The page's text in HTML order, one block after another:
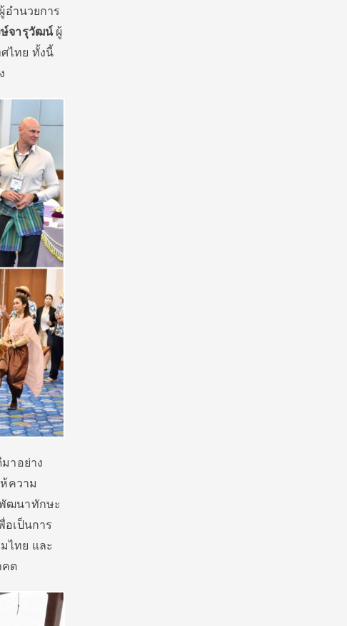
ผู้อำนวยการ
ษ์จารุวัฒน์ผู้
ไทย ทั้งนี้
าอย่าง
ความ
พัฒนาทักษะ
อเป็นการ
ไทย และ
คต